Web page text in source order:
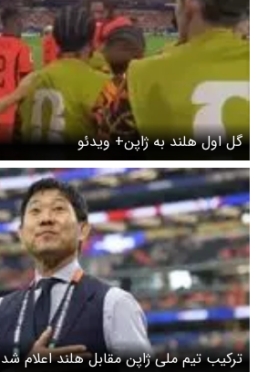
گل اول هلند به ژاپن+ ویدئو
ترکیب تیم ملی ژاپن مقابل هلند اعلام شد